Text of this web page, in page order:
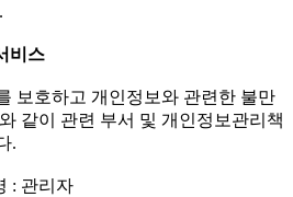
비스
보호하고 개인정보와 관련한 불만
같이 관련 부서 및 개인정보관리책
.
: 관리자